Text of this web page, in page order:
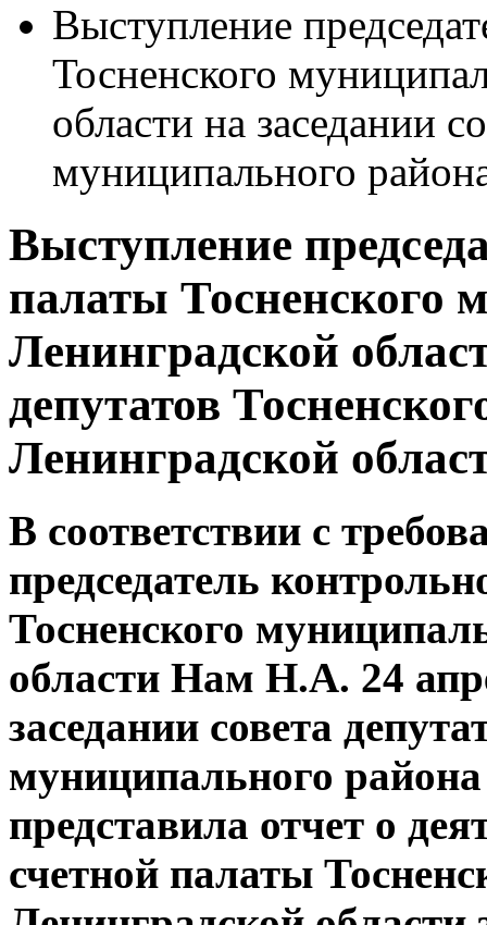
Выступление
Тосненского
области на заседании
муниципального
Выступление
палаты Тосненского
Ленинградской
депутатов
Ленинградской
В соответствии с
председатель
Тосненского
области Нам Н.А. 24
заседании совета
муниципального
представила отчет о
счетной палаты